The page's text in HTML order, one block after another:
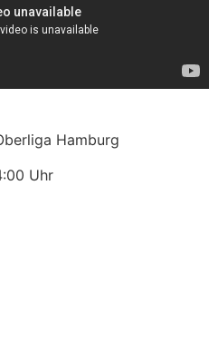
Hamburg
Uhr